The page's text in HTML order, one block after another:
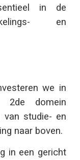
in de
en
we in
2de domein
van studie- en
naar boven.
in een gericht